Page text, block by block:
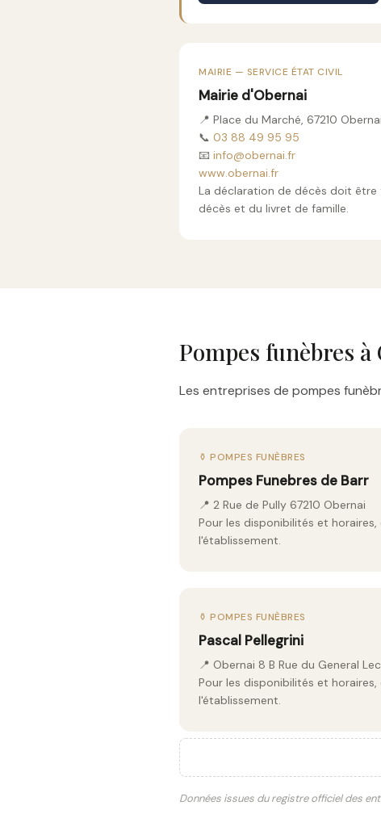
MAIRIE — SERVICE ÉTAT CIVIL
Mairie d'Obernai
📍 Place du Marché, 67210 Obernai
📞 03 88 49 95 95
📧 info@obernai.fr
www.obernai.fr
La déclaration de décès doit être
décès et du livret de famille.
Pompes funèbres à
Les entreprises de pompes
⚱️ POMPES FUNÈBRES
Pompes Funebres de Barr
📍 2 Rue de Pully 67210 Obernai
Pour les disponibilités et
l'établissement.
⚱️ POMPES FUNÈBRES
Pascal Pellegrini
📍 Obernai 8 B Rue du General
Pour les disponibilités et
l'établissement.
Données issues du registre officiel des